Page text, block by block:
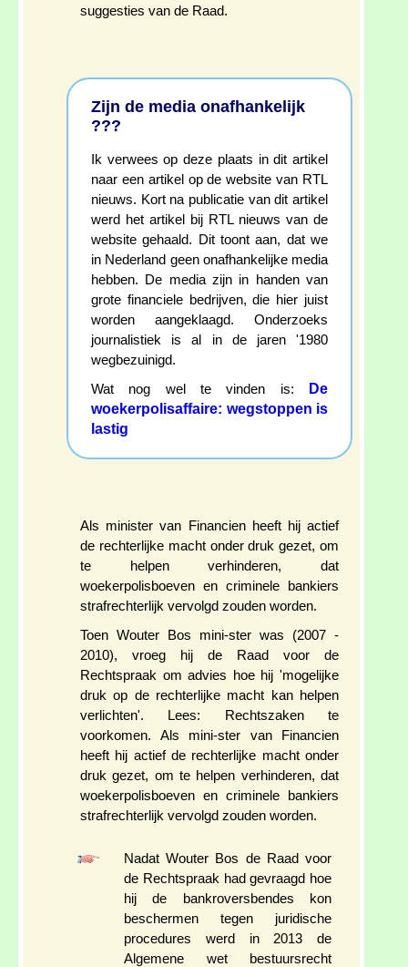
suggesties van de Raad.
Zijn de media onafhankelijk
???
Ik verwees op deze plaats in dit artikel
naar een artikel op de website van RTL
nieuws. Kort na publicatie van dit artikel
werd het artikel bij RTL nieuws van de
website gehaald. Dit toont aan, dat we
in Nederland geen onafhankelijke media
hebben. De media zijn in handen van
grote financiele bedrijven, die hier juist
worden aangeklaagd. Onderzoeks
journalistiek is al in de jaren '1980
wegbezuinigd.
Wat nog wel te vinden is:
De
woekerpolisaffaire: wegstoppen is
lastig
Als minister van Financien heeft hij actief
de rechterlijke macht onder druk gezet, om
te helpen verhinderen, dat
woekerpolisboeven en criminele bankiers
strafrechterlijk vervolgd zouden worden.
Toen Wouter Bos mini-ster was (2007 -
2010), vroeg hij de Raad voor de
Rechtspraak om advies hoe hij 'mogelijke
druk op de rechterlijke macht kan helpen
verlichten'. Lees: Rechtszaken te
voorkomen. Als mini-ster van Financien
heeft hij actief de rechterlijke macht onder
druk gezet, om te helpen verhinderen, dat
woekerpolisboeven en criminele bankiers
strafrechterlijk vervolgd zouden worden.
Nadat Wouter Bos de Raad voor
de Rechtspraak had gevraagd hoe
hij de bankroversbendes kon
beschermen tegen juridische
procedures werd in 2013 de
Algemene wet bestuursrecht